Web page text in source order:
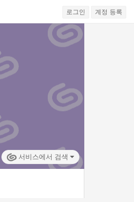
로그인 계정 등록
서비스에서 검색